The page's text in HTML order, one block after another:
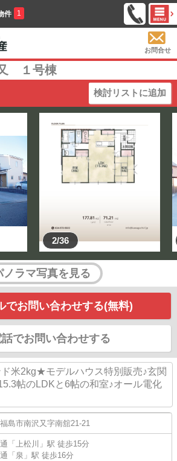
件 1
お問合せ
１号棟
検討リストに追加
2/36
ノラマ写真を見る
でお問い合わせする(無料)
話でお問い合わせする
米2kg★モデルハウス特別販売♪玄関
帖のLDKと6帖の和室♪オール電化
福島市南沢又 字南舘21-21
「 上松川
」駅 徒歩15分
「 泉 」駅 徒歩16分